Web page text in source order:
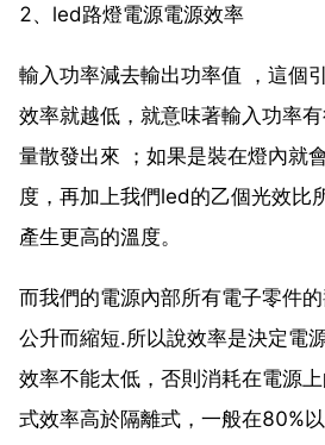
2、led路燈電源電源效率
輸入功率減去輸出功率值 ，這個
效率就越低，就意味著輸入功率
量散發出來 ；如果是裝在燈內就
度，再加上我們led的乙個光效比
產生更高的溫度。
而我們的電源內部所有電子零件
公升而縮短.所以說效率是決定電
效率不能太低，否則消耗在電源
式效率高於隔離式，一般在80%